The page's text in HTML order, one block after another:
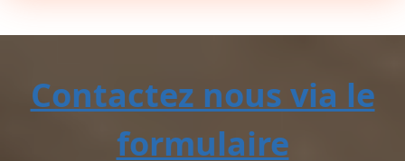
Contactez nous via le
formulaire